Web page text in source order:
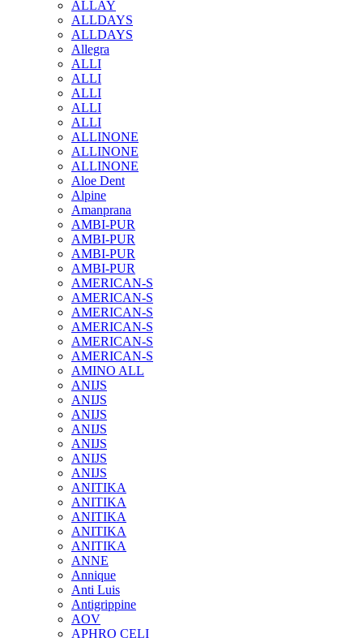
ALLAY
ALLDAYS
ALLDAYS
Allegra
ALLI
ALLI
ALLI
ALLI
ALLI
ALLINONE
ALLINONE
ALLINONE
Aloe Dent
Alpine
Amanprana
AMBI-PUR
AMBI-PUR
AMBI-PUR
AMBI-PUR
AMERICAN-S
AMERICAN-S
AMERICAN-S
AMERICAN-S
AMERICAN-S
AMERICAN-S
AMINO ALL
ANIJS
ANIJS
ANIJS
ANIJS
ANIJS
ANIJS
ANIJS
ANITIKA
ANITIKA
ANITIKA
ANITIKA
ANITIKA
ANNE
Annique
Anti Luis
Antigrippine
AOV
APHRO CELI